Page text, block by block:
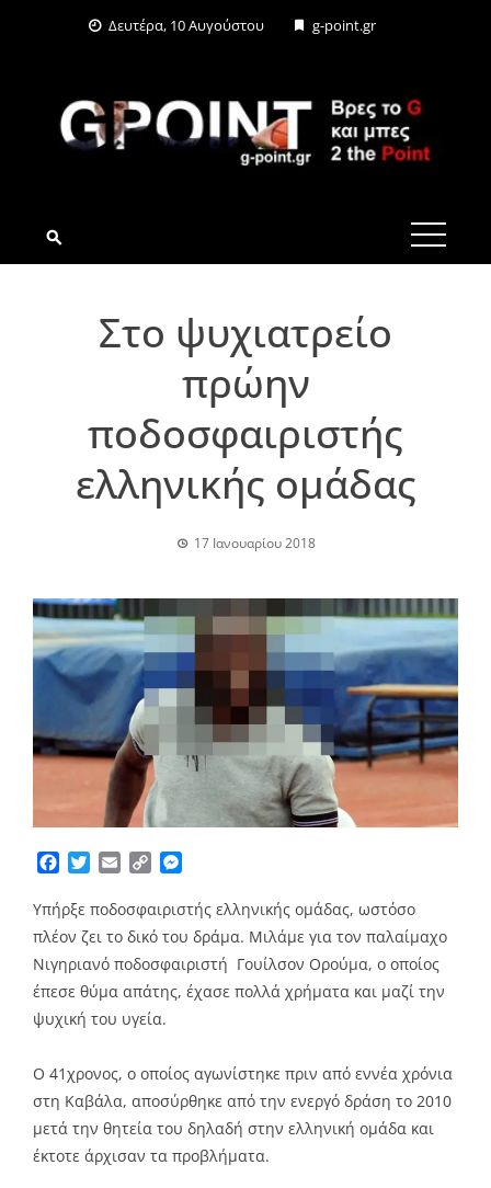
Δευτέρα, 10 Αυγούστου g-point.gr
G-POINT.GR
Στο ψυχιατρείο
πρώην
ποδοσφαιριστής
ελληνικής ομάδας
17 Ιανουαρίου 2018
Facebook
TwitterEmailCopy
Υπήρξε ποδοσφαιριστής ελληνικής ομάδας, ωστόσο
πλέον ζει το δικό του δράμα. Μιλάμε για τον παλαίμαχο
Νιγηριανό ποδοσφαιριστή Γουίλσον Ορούμα, ο οποίος
έπεσε θύμα απάτης, έχασε πολλά χρήματα και μαζί την
ψυχική του υγεία.
Ο 41χρονος, ο οποίος αγωνίστηκε πριν από εννέα χρόνια
στη Καβάλα, αποσύρθηκε από την ενεργό δράση το 2010
μετά την θητεία του δηλαδή στην ελληνική ομάδα και
έκτοτε άρχισαν τα προβλήματα.